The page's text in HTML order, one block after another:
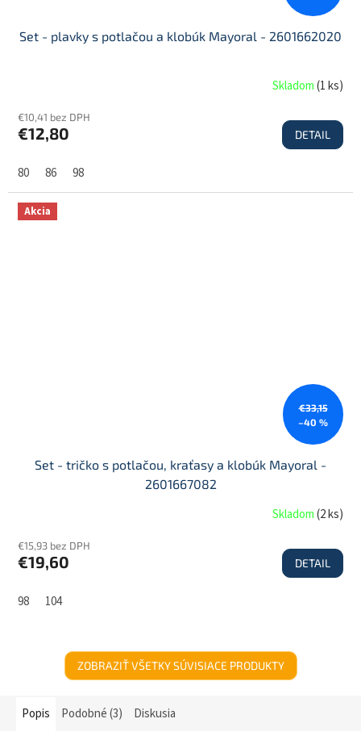
Set - plavky s potlačou a klobúk Mayoral - 2601662020
Skladom(1 ks)
€10,41 bez DPH
€12,80 DETAIL
80 86 98
Akcia
€33,15
–40 %
Set - tričko s potlačou, kraťasy a klobúk Mayoral -
2601667082
Skladom(2 ks)
€15,93 bez DPH
€19,60 DETAIL
98 104
ZOBRAZIŤ VŠETKY SÚVISIACE PRODUKTY
Popis Podobné (3) Diskusia